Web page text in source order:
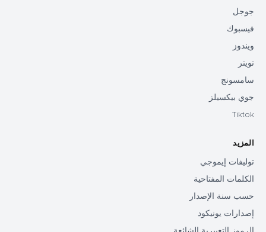
جوجل
فيسبوك
ويندوز
تويتر
سامسونج
جوي بيكسيلز
Tiktok
المزيد
توليفات إيموجي
الكلمات المفتاحية
حسب سنة الإصدار
إصدارات يونيكود